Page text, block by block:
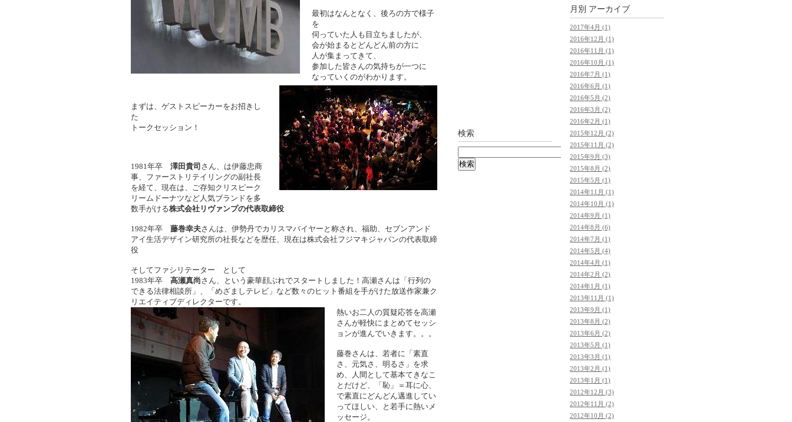
最初はなんとなく、後ろの方で様子
を
伺っていた人も目立ちましたが、
会が始まるとどんどん前の方に
人が集まってきて、
参加した皆さんの気持ちが一つに
なっていくのがわかります。
まずは、ゲストスピーカーをお招きし
た
トークセッション！
1981年卒 澤田貴司さん、は伊藤忠商
事、ファーストリテイリングの副社長
を経て、現在は、ご存知クリスピーク
リームドーナツなど人気ブランドを多
数手がける株式会社リヴァンプの代表取締役
1982年卒 藤巻幸夫さんは、伊勢丹でカリスマバイヤーと称され、福助、セブンアンド
アイ生活デザイン研究所の社長などを歴任、現在は株式会社フジマキジャパンの代表取締
役
そしてファシリテーター として
1983年卒 高瀬真尚さん、という豪華顔ぶれでスタートしました！高瀬さんは「行列の
できる法律相談所」、「めざましテレビ」など数々のヒット番組を手がけた放送作家兼ク
リエイティブディレクターです。
熱いお二人の質疑応答を高瀬
さんが軽快にまとめてセッシ
ョンが進んでいきます。。。
藤巻さんは、若者に「素直
さ、元気さ、明るさ」を求
め、人間として基本てきなこ
とだけど、「恥」＝耳に心、
で素直にどんどん邁進してい
ってほしい、と若手に熱いメ
ッセージ。
月別 アーカイブ
2017年4月 (1)
2016年12月 (1)
2016年11月 (1)
2016年10月 (1)
2016年7月 (1)
2016年6月 (1)
2016年5月 (2)
2016年3月 (2)
2016年2月 (1)
2015年12月 (2)
2015年11月 (2)
2015年9月 (3)
2015年8月 (2)
2015年5月 (1)
2014年11月 (1)
2014年10月 (1)
2014年9月 (1)
2014年8月 (6)
2014年7月 (1)
2014年5月 (4)
2014年4月 (1)
2014年2月 (2)
2014年1月 (1)
2013年11月 (1)
2013年9月 (1)
2013年8月 (2)
2013年6月 (2)
2013年5月 (1)
2013年3月 (1)
2013年2月 (1)
2013年1月 (1)
2012年12月 (3)
2012年11月 (2)
2012年10月 (2)
検索